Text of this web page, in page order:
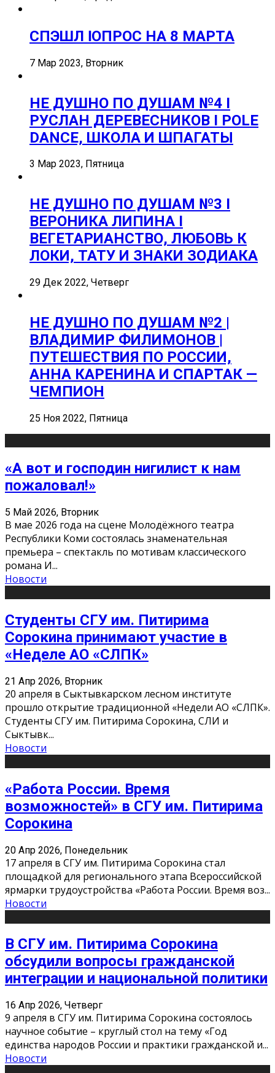
СПЭШЛ ӏ ОПРОС НА 8 МАРТА
7 Мар 2023, Вторник
НЕ ДУШНО ПО ДУШАМ №4 I
РУСЛАН ДЕРЕВЕСНИКОВ I POLE
DANCE, ШКОЛА И ШПАГАТЫ
3 Мар 2023, Пятница
НЕ ДУШНО ПО ДУШАМ №3 I
ВЕРОНИКА ЛИПИНА I
ВЕГЕТАРИАНСТВО, ЛЮБОВЬ К
ЛОКИ, ТАТУ И ЗНАКИ ЗОДИАКА
29 Дек 2022, Четверг
НЕ ДУШНО ПО ДУШАМ №2 |
ВЛАДИМИР ФИЛИМОНОВ |
ПУТЕШЕСТВИЯ ПО РОССИИ,
АННА КАРЕНИНА И СПАРТАК —
ЧЕМПИОН
25 Ноя 2022, Пятница
«А вот и господин нигилист к нам
пожаловал!»
5 Май 2026, Вторник
В мае 2026 года на сцене Молодёжного театра
Республики Коми состоялась знаменательная
премьера – спектакль по мотивам классического
романа И...
Новости
Студенты СГУ им. Питирима
Сорокина принимают участие в
«Неделе АО «СЛПК»
21 Апр 2026, Вторник
20 апреля в Сыктывкарском лесном институте
прошло открытие традиционной «Недели АО «СЛПК».
Студенты СГУ им. Питирима Сорокина, СЛИ и
Сыктывк...
Новости
«Работа России. Время
возможностей» в СГУ им. Питирима
Сорокина
20 Апр 2026, Понедельник
17 апреля в СГУ им. Питирима Сорокина стал
площадкой для регионального этапа Всероссийской
ярмарки трудоустройства «Работа России. Время воз...
Новости
В СГУ им. Питирима Сорокина
обсудили вопросы гражданской
интеграции и национальной политики
16 Апр 2026, Четверг
9 апреля в СГУ им. Питирима Сорокина состоялось
научное событие – круглый стол на тему «Год
единства народов России и практики гражданской и...
Новости